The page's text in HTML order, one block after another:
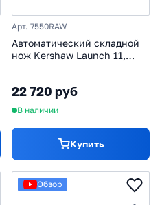
Арт. 7550RAW
Автоматический складной
нож Kershaw Launch 11,
22 720 руб
В наличии
Купить
Обзор